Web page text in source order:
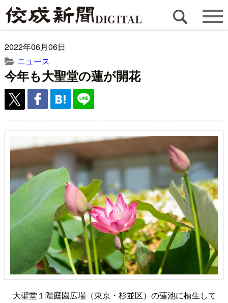
2022年06月06日
ニュース
今年も大聖堂の蓮が開花
大聖堂１階庭園広場（東京・杉並区）の蓮池に植生して